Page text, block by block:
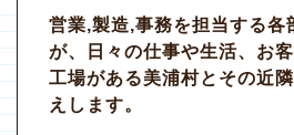
営業,製造,事務を担当する各
が、日々の仕事や生活、お
工場がある美浦村とその近
えします。